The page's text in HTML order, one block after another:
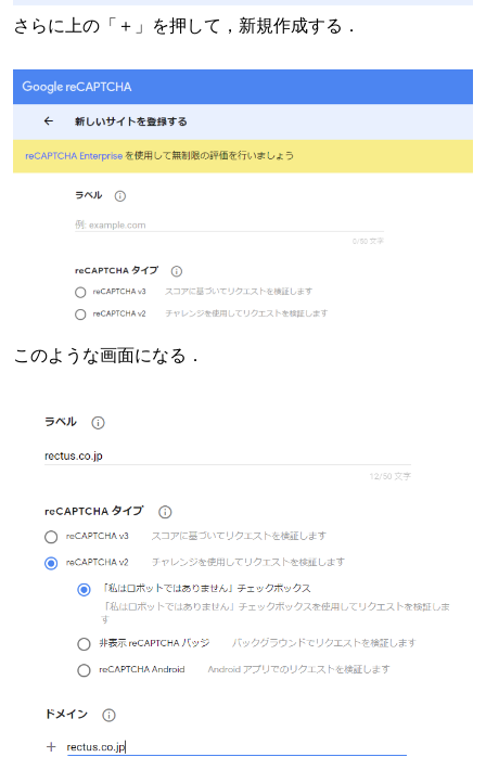
さらに上の「＋」を押して，新規作成する．
このような画面になる．